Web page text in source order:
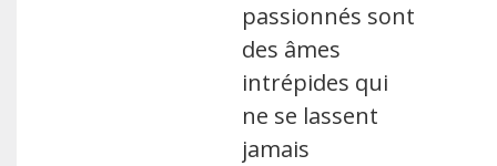
passionnés sont
des âmes
intrépides qui
ne se lassent
jamais